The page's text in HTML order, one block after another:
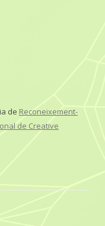
de Reconeixement-
de Creative